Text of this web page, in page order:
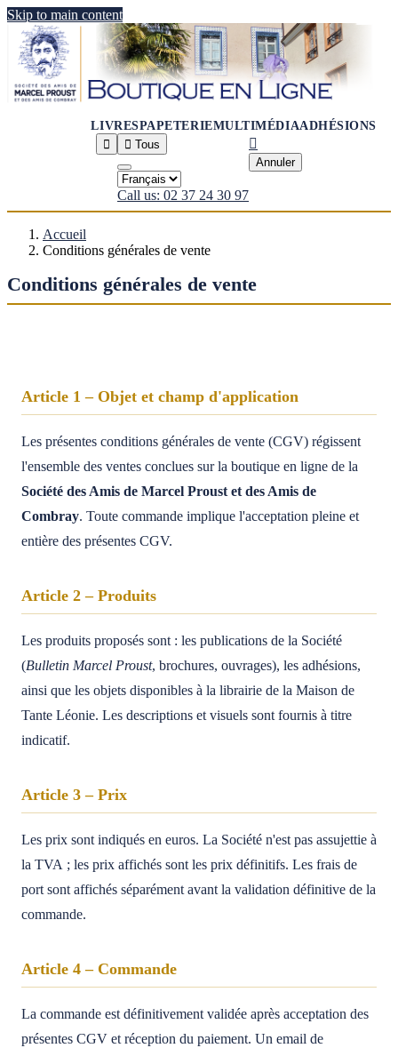
Skip to main content
LIVRESPAPETERIEMULTIMÉDIAADHÉSIONS

 Tous
Call us: 02 37 24 30 97

Annuler
Accueil
Conditions générales de vente
Conditions générales de vente
Article 1 – Objet et champ d'application
Les présentes conditions générales de vente (CGV) régissent
l'ensemble des ventes conclues sur la boutique en ligne de la
Société des Amis de Marcel Proust et des Amis de
Combray. Toute commande implique l'acceptation pleine et
entière des présentes CGV.
Article 2 – Produits
Les produits proposés sont : les publications de la Société
(Bulletin Marcel Proust, brochures, ouvrages), les adhésions,
ainsi que les objets disponibles à la librairie de la Maison de
Tante Léonie. Les descriptions et visuels sont fournis à titre
indicatif.
Article 3 – Prix
Les prix sont indiqués en euros. La Société n'est pas assujettie à
la TVA ; les prix affichés sont les prix définitifs. Les frais de
port sont affichés séparément avant la validation définitive de la
commande.
Article 4 – Commande
La commande est définitivement validée après acceptation des
présentes CGV et réception du paiement. Un email de